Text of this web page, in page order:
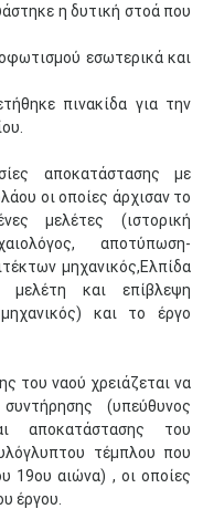
η δυτική στοά που
εσωτερικά και
πινακίδα για την
αποκατάστασης με
οι οποίες άρχισαν το
μελέτες (ιστορική
αποτύπωση-
μηχανικός,Ελπίδα
μελέτη και επίβλεψη
και το έργο
του ναού χρειάζεται να
(υπεύθυνος
αποκατάστασης του
τέμπλου που
19ου αιώνα) , οι οποίες
έργου.